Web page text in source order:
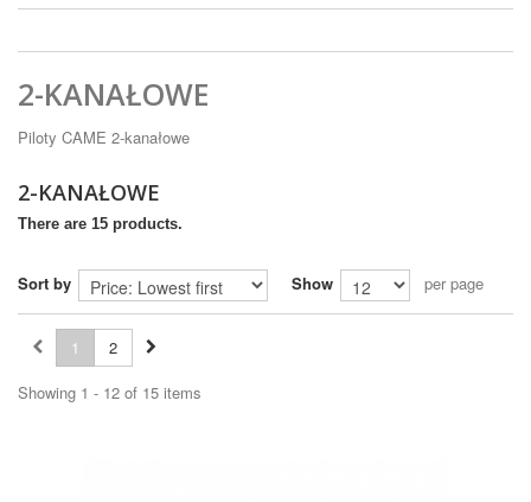
2-KANAŁOWE
Piloty CAME 2-kanałowe
2-KANAŁOWE
There are 15 products.
Sort by Show per page
1
2
Showing 1 - 12 of 15 items